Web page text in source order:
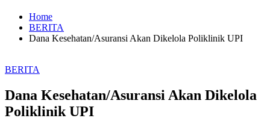
Home
BERITA
Dana Kesehatan/Asuransi Akan Dikelola Poliklinik UPI
BERITA
Dana Kesehatan/Asuransi Akan Dikelola
Poliklinik UPI